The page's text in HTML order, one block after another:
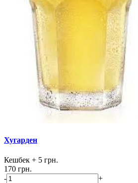
Хугарден
Кешбек + 5 грн.
170 грн.
-
+